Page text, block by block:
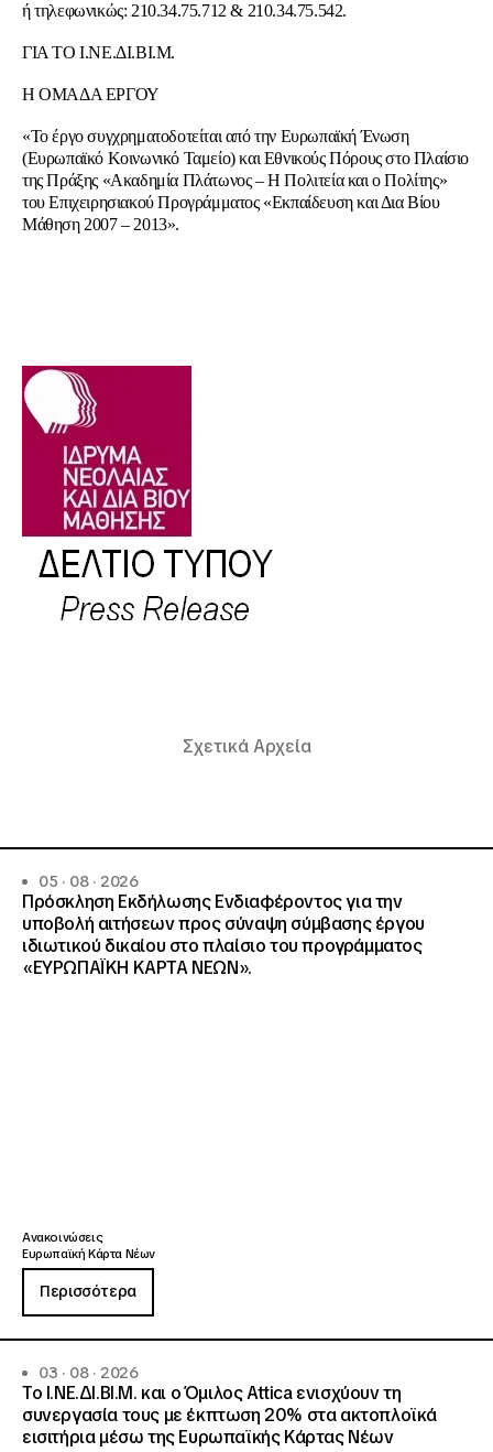
ή τηλεφωνικώς: 210.34.75.712 & 210.34.75.542.
ΓΙΑ ΤΟ Ι.ΝΕ.ΔΙ.ΒΙ.Μ.
Η ΟΜΑΔΑ ΕΡΓΟΥ
«Το έργο συγχρηματοδοτείται από την Ευρωπαϊκή Ένωση
(Ευρωπαϊκό Κοινωνικό Ταμείο) και Εθνικούς Πόρους στο Πλαίσιο
της Πράξης «Ακαδημία Πλάτωνος – Η Πολιτεία και ο Πολίτης»
του Επιχειρησιακού Προγράμματος «Εκπαίδευση και Δια Βίου
Μάθηση 2007 – 2013».
Σχετικά Αρχεία
05 · 08 · 2026
Πρόσκληση Εκδήλωσης Ενδιαφέροντος για την
υποβολή αιτήσεων προς σύναψη σύμβασης έργου
ιδιωτικού δικαίου στο πλαίσιο του προγράμματος
«ΕΥΡΩΠΑΪΚΗ ΚΑΡΤΑ ΝΕΩΝ».
Ανακοινώσεις
Ευρωπαϊκή Κάρτα Νέων
Περισσότερα
03 · 08 · 2026
Το Ι.ΝΕ.ΔΙ.ΒΙ.Μ. και o Όμιλος Attica ενισχύουν τη
συνεργασία τους με έκπτωση 20% στα ακτοπλοϊκά
εισιτήρια μέσω της Ευρωπαϊκής Κάρτας Νέων